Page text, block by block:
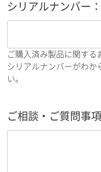
シリアルナンバー：
ご購入済み製品に関する
シリアルナンバーがわか
い。
ご相談・ご質問事